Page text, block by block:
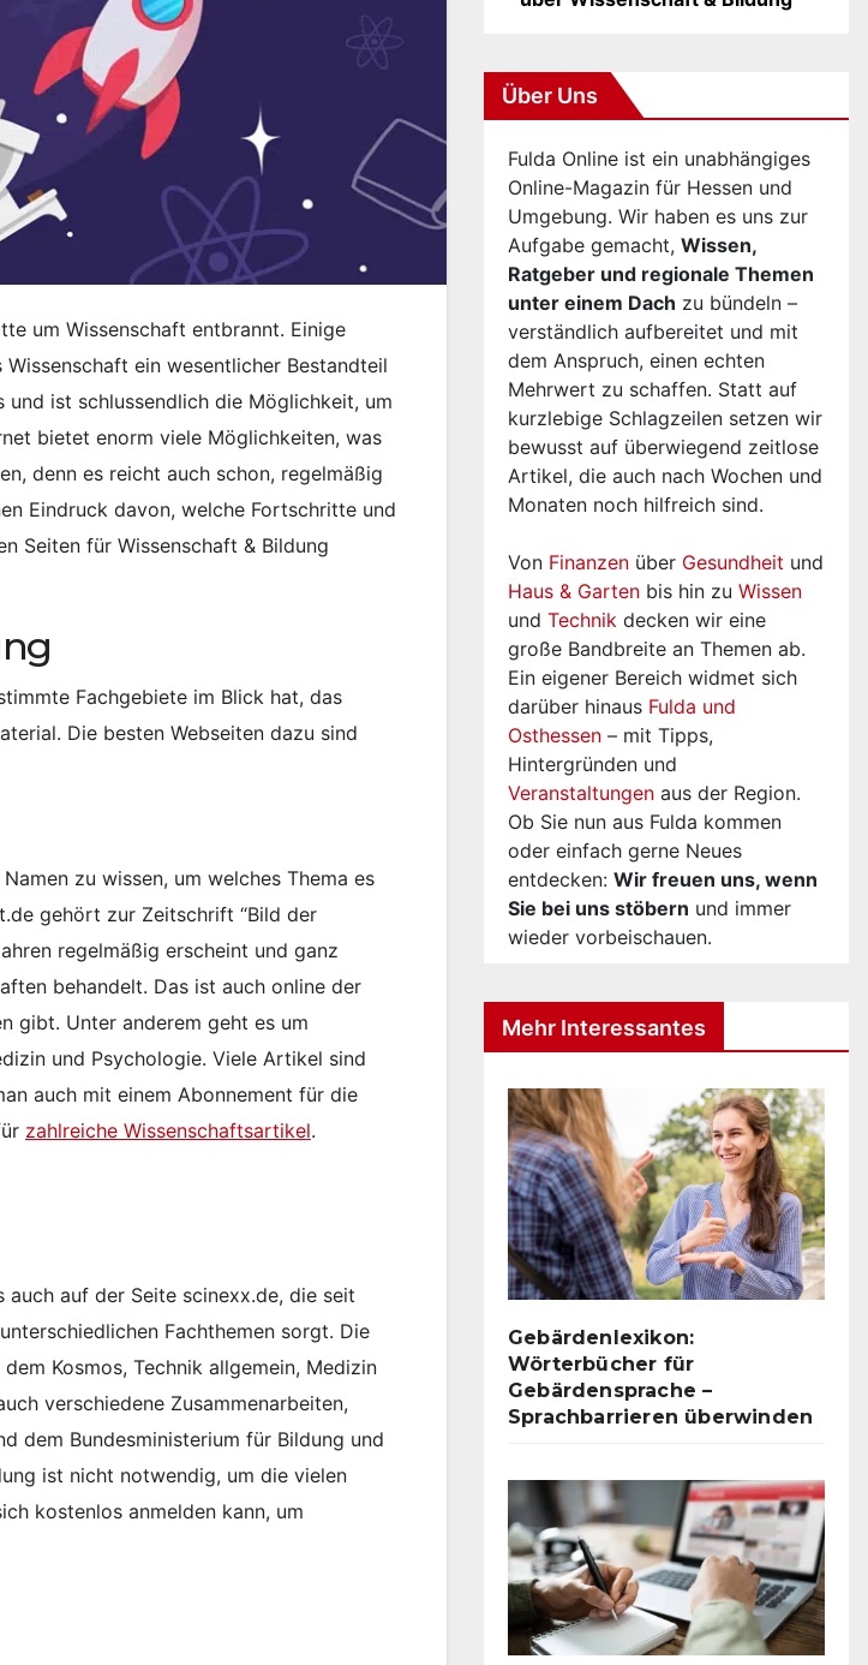
um Wissenschaft entbrannt. Einige
ein wesentlicher Bestandteil
ist schlussendlich die Möglichkeit, um
bietet enorm viele Möglichkeiten, was
denn es reicht auch schon, regelmäßig
Eindruck davon, welche Fortschritte und
Seiten für Wissenschaft & Bildung
Fachgebiete im Blick hat, das
Die besten Webseiten dazu sind
zu wissen, um welches Thema es
gehört zur Zeitschrift “Bild der
regelmäßig erscheint und ganz
behandelt. Das ist auch online der
gibt. Unter anderem geht es um
und Psychologie. Viele Artikel sind
auch mit einem Abonnement für die
zahlreiche Wissenschaftsartikel.
auf der Seite scinexx.de, die seit
Fachthemen sorgt. Die
Kosmos, Technik allgemein, Medizin
verschiedene Zusammenarbeiten,
dem Bundesministerium für Bildung und
ist nicht notwendig, um die vielen
kostenlos anmelden kann, um
Über Uns
Fulda Online ist ein unabhängiges
Online-Magazin für Hessen und
Umgebung. Wir haben es uns zur
Aufgabe gemacht, Wissen,
Ratgeber und regionale Themen
unter einem Dach zu bündeln –
verständlich aufbereitet und mit
dem Anspruch, einen echten
Mehrwert zu schaffen. Statt auf
kurzlebige Schlagzeilen setzen wir
bewusst auf überwiegend zeitlose
Artikel, die auch nach Wochen und
Monaten noch hilfreich sind.
Von Finanzen über Gesundheit und
Haus & Garten bis hin zu Wissen
und Technik decken wir eine
große Bandbreite an Themen ab.
Ein eigener Bereich widmet sich
darüber hinaus Fulda und
Osthessen – mit Tipps,
Hintergründen und
Veranstaltungen aus der Region.
Ob Sie nun aus Fulda kommen
oder einfach gerne Neues
entdecken: Wir freuen uns, wenn
Sie bei uns stöbern und immer
wieder vorbeischauen.
Mehr Interessantes
Gebärdenlexikon:
Wörterbücher für
Gebärdensprache –
Sprachbarrieren überwinden